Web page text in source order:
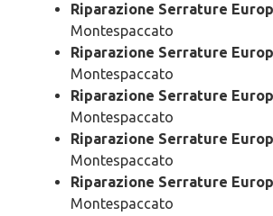
Riparazione Serrature
Montespaccato
Riparazione Serrature
Montespaccato
Riparazione Serrature
Montespaccato
Riparazione Serrature
Montespaccato
Riparazione Serrature
Montespaccato